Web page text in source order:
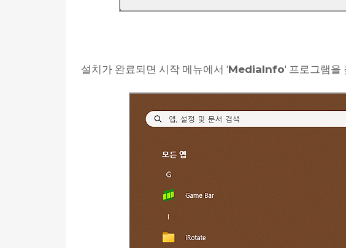
설치가 완료되면 시작 메뉴에서 'MediaInfo' 프로그램을